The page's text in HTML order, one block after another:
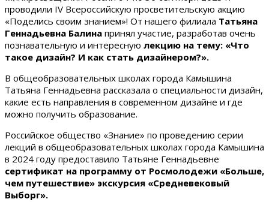
проводили IV Всероссийскую просветительскую акцию
«Поделись своим знанием»! От нашего филиала Татьяна
Геннадьевна Балина принял участие, разработав очень
познавательную и интересную лекцию на тему: «Что
такое дизайн? И как стать дизайнером?».
В общеобразовательных школах города Камышина
Татьяна Геннадьевна рассказала о специальности дизайн,
какие есть направления в современном дизайне и где
можно получить образование.
Российское общество «Знание» по проведению серии
лекций в общеобразовательных школах города Камышина
в 2024 году предоставило Татьяне Геннадьевне
сертификат на программу от Росмолодежи «Больше,
чем путешествие» экскурсия «Средневековый
Выборг».